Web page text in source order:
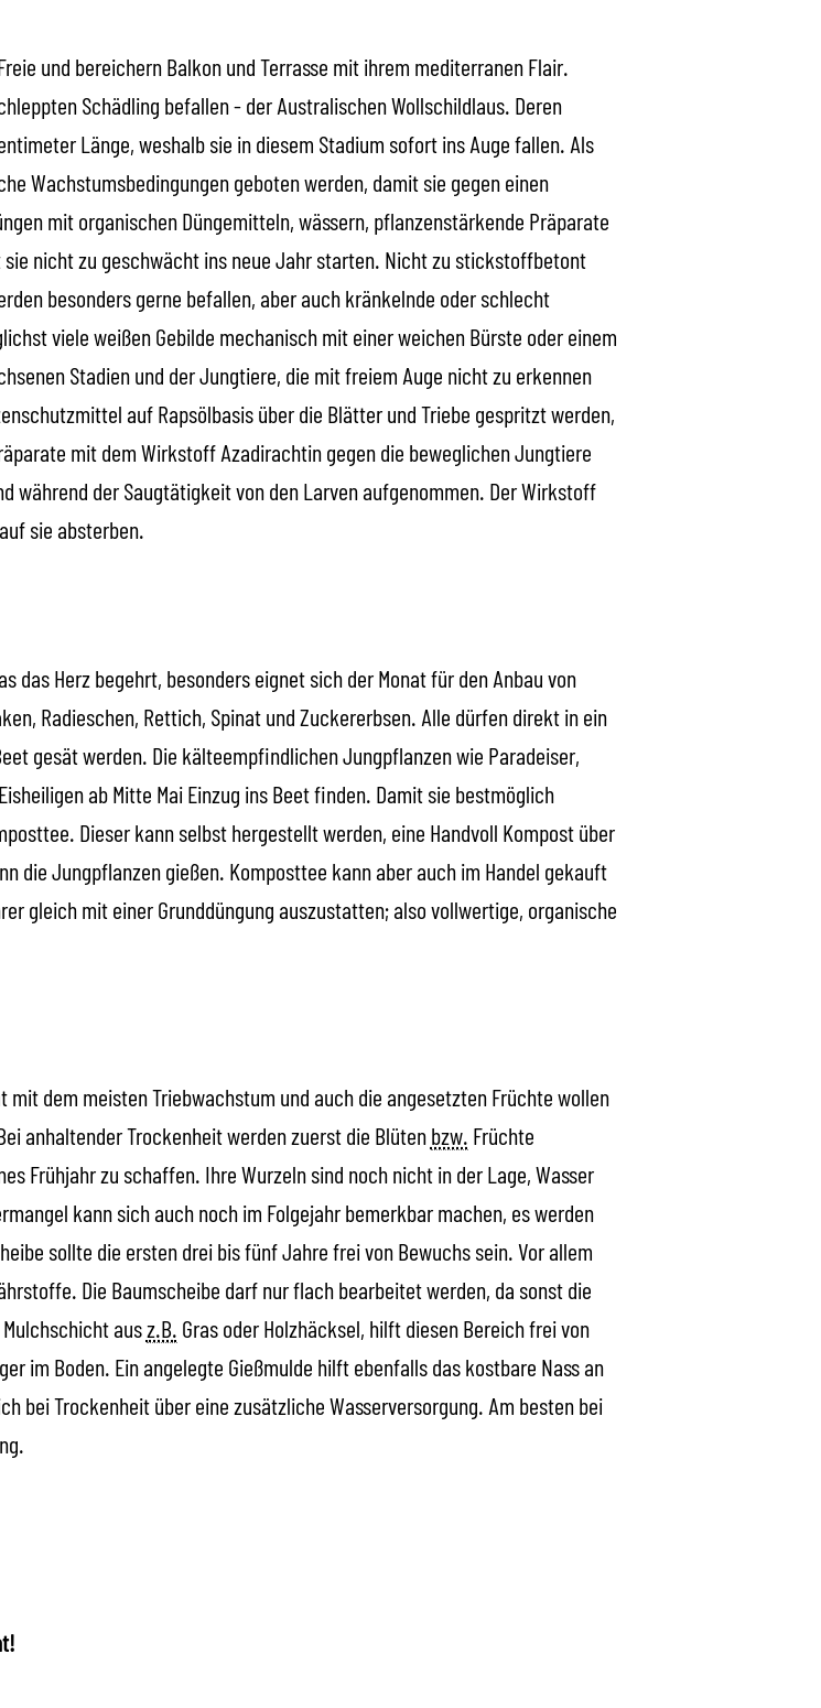
und bereichern Balkon und Terrasse mit ihrem mediterranen Flair.
Schädling befallen - der Australischen Wollschildlaus. Deren
Länge, weshalb sie in diesem Stadium sofort ins Auge fallen. Als
Wachstumsbedingungen geboten werden, damit sie gegen einen
mit organischen Düngemitteln, wässern, pflanzenstärkende Präparate
nicht zu geschwächt ins neue Jahr starten. Nicht zu stickstoffbetont
besonders gerne befallen, aber auch kränkelnde oder schlecht
viele weißen Gebilde mechanisch mit einer weichen Bürste oder einem
Stadien und der Jungtiere, die mit freiem Auge nicht zu erkennen
auf Rapsölbasis über die Blätter und Triebe gespritzt werden,
mit dem Wirkstoff Azadirachtin gegen die beweglichen Jungtiere
der Saugtätigkeit von den Larven aufgenommen. Der Wirkstoff
sie absterben.
das Herz begehrt, besonders eignet sich der Monat für den Anbau von
Radieschen, Rettich, Spinat und Zuckererbsen. Alle dürfen direkt in ein
gesät werden. Die kälteempfindlichen Jungpflanzen wie Paradeiser,
ab Mitte Mai Einzug ins Beet finden. Damit sie bestmöglich
Dieser kann selbst hergestellt werden, eine Handvoll Kompost über
die Jungpflanzen gießen. Komposttee kann aber auch im Handel gekauft
gleich mit einer Grunddüngung auszustatten; also vollwertige, organische
dem meisten Triebwachstum und auch die angesetzten Früchte wollen
anhaltender Trockenheit werden zuerst die Blütenbzw. Früchte
Frühjahr zu schaffen. Ihre Wurzeln sind noch nicht in der Lage, Wasser
kann sich auch noch im Folgejahr bemerkbar machen, es werden
sollte die ersten drei bis fünf Jahre frei von Bewuchs sein. Vor allem
Die Baumscheibe darf nur flach bearbeitet werden, da sonst die
ausz.B. Gras oder Holzhäcksel, hilft diesen Bereich frei von
im Boden. Ein angelegte Gießmulde hilft ebenfalls das kostbare Nass an
bei Trockenheit über eine zusätzliche Wasserversorgung. Am besten bei